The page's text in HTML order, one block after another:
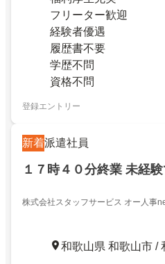
フリーター歓迎
経験者優遇
履歴書不要
学歴不問
資格不問
登録エントリー
新着派遣社員
１７時４０分終業 未経
株式会社スタッフサービス オー人事
和歌山県 和歌山市 /